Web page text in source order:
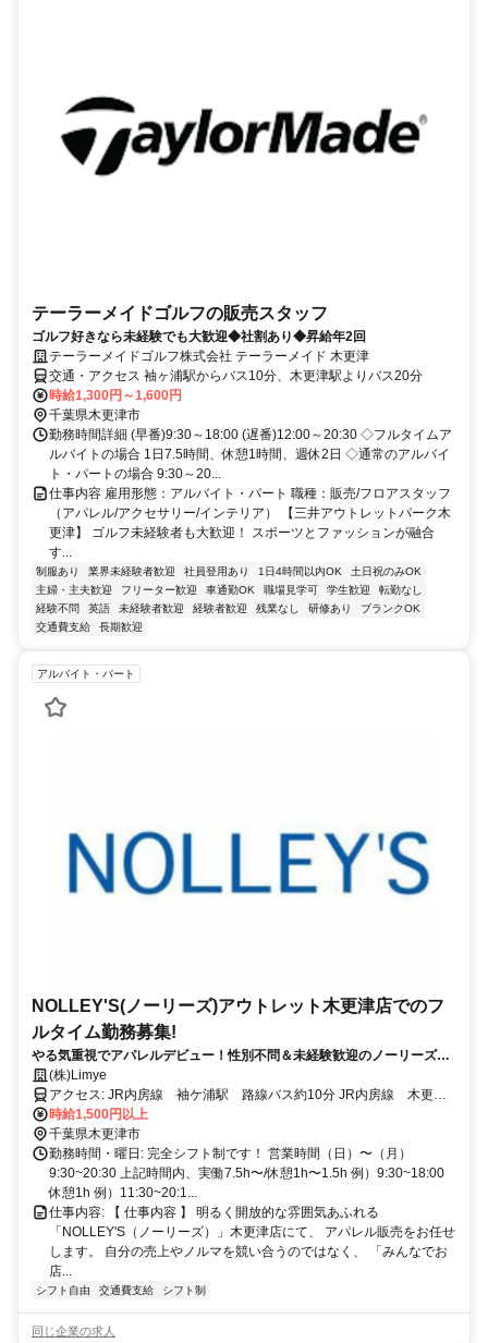
テーラーメイドゴルフの販売スタッフ
ゴルフ好きなら未経験でも大歓迎◆社割あり◆昇給年2回
テーラーメイドゴルフ株式会社 テーラーメイド 木更津
交通・アクセス 袖ヶ浦駅からバス10分、木更津駅よりバス20分
時給1,300円～1,600円
千葉県木更津市
勤務時間詳細 (早番)9:30～18:00 (遅番)12:00～20:30 ◇フルタイムア
ルバイトの場合 1日7.5時間、休憩1時間、週休2日 ◇通常のアルバイ
ト・パートの場合 9:30～20...
仕事内容 雇用形態：アルバイト・パート 職種：販売/フロアスタッフ
（アパレル/アクセサリー/インテリア） 【三井アウトレットパーク木
更津】 ゴルフ未経験者も大歓迎！ スポーツとファッションが融合
す...
制服あり 業界未経験者歓迎 社員登用あり 1日4時間以内OK
土日祝のみOK
主婦・主夫歓迎
フリーター歓迎 車通勤OK 職場見学可 学生歓迎
転勤なし
経験不問
英語 未経験者歓迎 経験者歓迎 残業なし 研修あり
ブランクOK
交通費支給
長期歓迎
アルバイト・パート
NOLLEY'S(ノーリーズ)アウトレット木更津店でのフ
ルタイム勤務募集!
やる気重視でアパレルデビュー！性別不問＆未経験歓迎のノーリーズ✨
高時給1500円・20〜30代の若手が楽しく活躍中！
(株)Limye
アクセス: JR内房線 袖ケ浦駅 路線バス約10分 JR内房線 木更津
時給1,500円以上
千葉県木更津市
勤務時間・曜日: 完全シフト制です！ 営業時間（日）〜（月）
9:30~20:30 上記時間内、実働7.5h〜/休憩1h〜1.5h 例）9:30~18:00
休憩1h 例）11:30~20:1...
仕事内容: 【 仕事内容 】 明るく開放的な雰囲気あふれる
「NOLLEY'S（ノーリーズ）」木更津店にて、 アパレル販売をお任せ
します。 自分の売上やノルマを競い合うのではなく、 「みんなでお
店...
シフト自由 交通費支給 シフト制
同じ企業の求人